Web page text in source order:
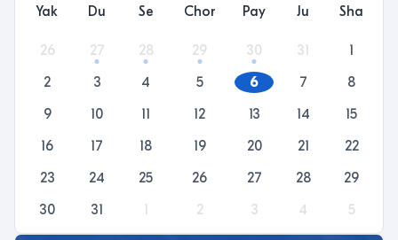
Yak Du Se Chor Pay Ju Sha
26 27 28 29 30 31
1
2
3 4 5 6 7
8
9
10 11 12 13 14
15
16
17 18 19 20 21
22
23
24 25 26 27 28
29
30
31 2 3 4 5